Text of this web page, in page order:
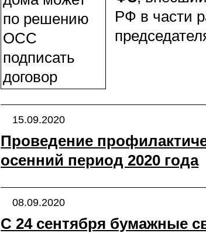
РФ в части
15.09.2020
Проведение
осенний период 2020 года
08.09.2020
С 24 сентября бумажные